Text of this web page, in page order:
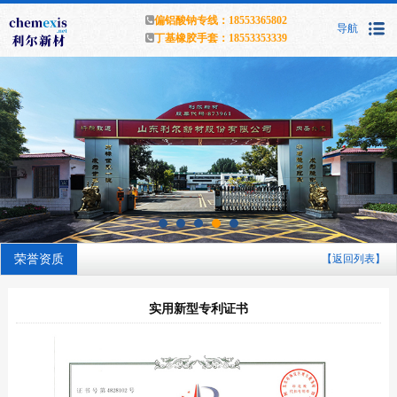
导航
偏铝酸钠专线：18553365802
丁基橡胶手套：18553353339
荣誉资质 【返回列表】
实用新型专利证书